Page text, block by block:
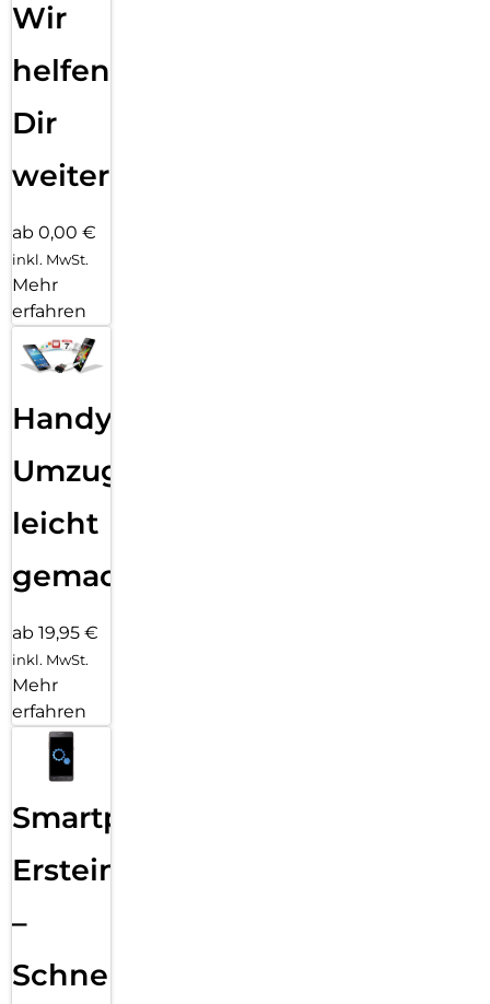
Wir
helfen
Dir
weiter
ab 0,00 €
inkl. MwSt.
Mehr
erfahren
Handy
Umzug
leicht
gemacht!
ab 19,95 €
inkl. MwSt.
Mehr
erfahren
Smartphone
Ersteinrichtung
–
Schnelle